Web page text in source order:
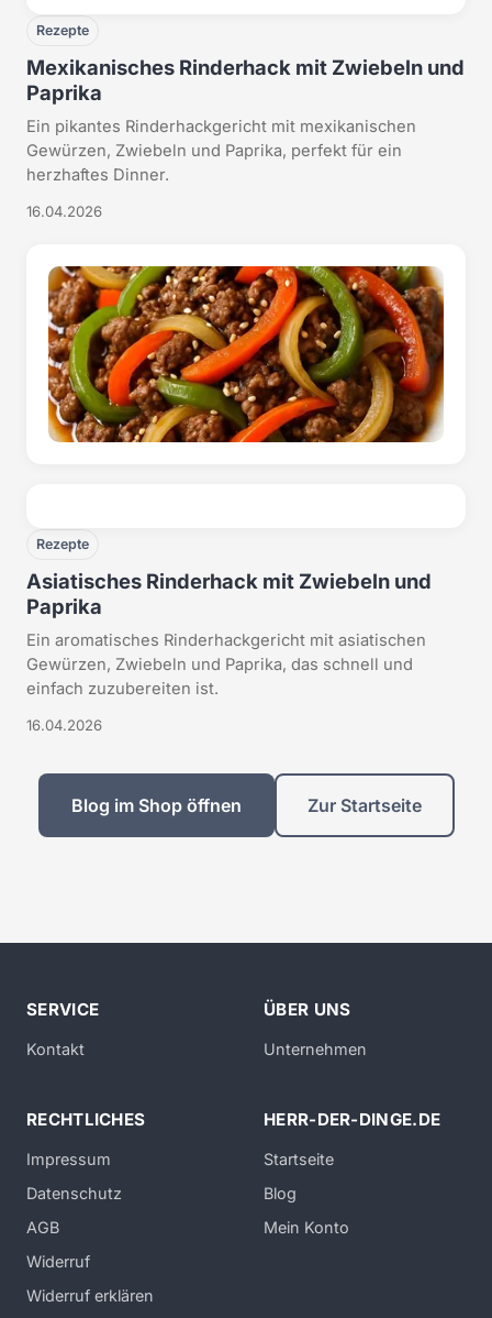
Rezepte
Mexikanisches Rinderhack mit Zwiebeln und
Paprika
Ein pikantes Rinderhackgericht mit mexikanischen
Gewürzen, Zwiebeln und Paprika, perfekt für ein
herzhaftes Dinner.
16.04.2026
Rezepte
Asiatisches Rinderhack mit Zwiebeln und
Paprika
Ein aromatisches Rinderhackgericht mit asiatischen
Gewürzen, Zwiebeln und Paprika, das schnell und
einfach zuzubereiten ist.
16.04.2026
Blog im Shop öffnen Zur Startseite
SERVICE
Kontakt
ÜBER UNS
Unternehmen
RECHTLICHES
Impressum
Datenschutz
AGB
Widerruf
Widerruf erklären
HERR-DER-DINGE.DE
Startseite
Blog
Mein Konto